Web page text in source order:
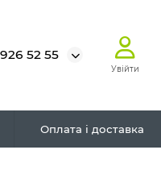
52 55
Увійти
Оплата і доставка